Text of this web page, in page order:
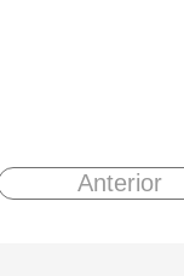
Anterior